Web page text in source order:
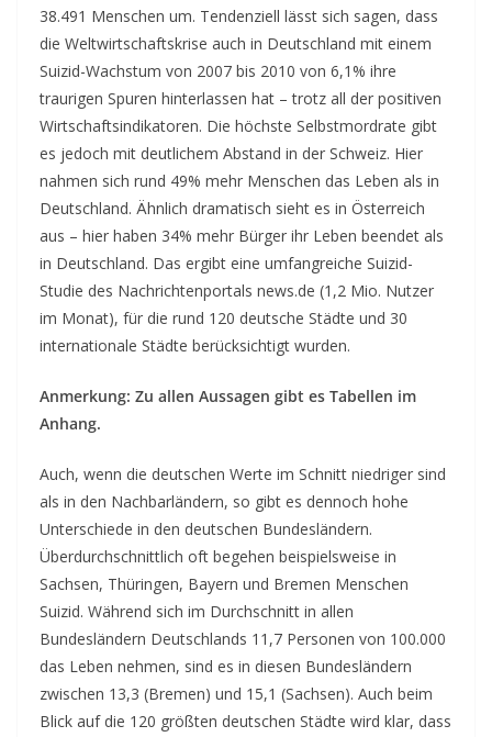
38.491 Menschen um. Tendenziell lässt sich sagen, dass
die Weltwirtschaftskrise auch in Deutschland mit einem
Suizid-Wachstum von 2007 bis 2010 von 6,1% ihre
traurigen Spuren hinterlassen hat – trotz all der positiven
Wirtschaftsindikatoren. Die höchste Selbstmordrate gibt
es jedoch mit deutlichem Abstand in der Schweiz. Hier
nahmen sich rund 49% mehr Menschen das Leben als in
Deutschland. Ähnlich dramatisch sieht es in Österreich
aus – hier haben 34% mehr Bürger ihr Leben beendet als
in Deutschland. Das ergibt eine umfangreiche Suizid-
Studie des Nachrichtenportals news.de (1,2 Mio. Nutzer
im Monat), für die rund 120 deutsche Städte und 30
internationale Städte berücksichtigt wurden.
Anmerkung: Zu allen Aussagen gibt es Tabellen im
Anhang.
Auch, wenn die deutschen Werte im Schnitt niedriger sind
als in den Nachbarländern, so gibt es dennoch hohe
Unterschiede in den deutschen Bundesländern.
Überdurchschnittlich oft begehen beispielsweise in
Sachsen, Thüringen, Bayern und Bremen Menschen
Suizid. Während sich im Durchschnitt in allen
Bundesländern Deutschlands 11,7 Personen von 100.000
das Leben nehmen, sind es in diesen Bundesländern
zwischen 13,3 (Bremen) und 15,1 (Sachsen). Auch beim
Blick auf die 120 größten deutschen Städte wird klar, dass